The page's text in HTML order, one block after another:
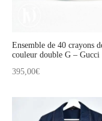
Ensemble de 40 crayons
couleur double G – Gucci
395,00€